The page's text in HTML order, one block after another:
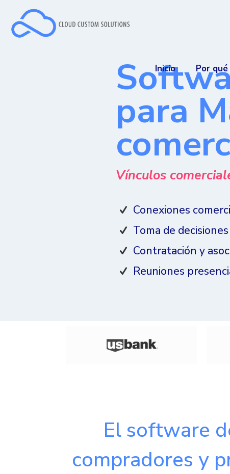
Inicio Por qué
para
Vínculos
Conexiones
Toma de
Contratación y
Reuniones
El software
compradores y